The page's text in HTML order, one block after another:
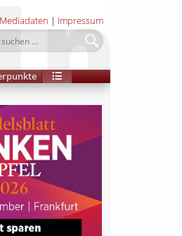
Mediadaten | Impressum